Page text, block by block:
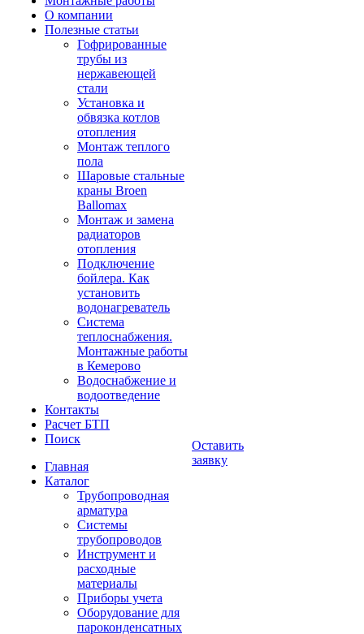
О компании
Полезные статьи
Гофрированные
трубы из
нержавеющей
стали
Установка и
обвязка котлов
отопления
Монтаж теплого
пола
Шаровые стальные
краны Broen
Ballomax
Монтаж и замена
радиаторов
отопления
Подключение
бойлера. Как
установить
водонагреватель
Система
теплоснабжения.
Монтажные работы
в Кемерово
Водоснабжение и
водоотведение
Контакты
Расчет БТП
Поиск
Главная
Каталог
Трубопроводная
арматура
Системы
трубопроводов
Инструмент и
расходные
материалы
Приборы учета
Оборудование для
пароконденсатных
Оставить
заявку